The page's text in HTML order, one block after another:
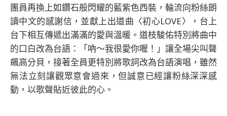
團員再換上如鑽石般閃耀的藍紫色西裝，輪流向粉絲朗
讀中文的感謝信，並獻上出道曲〈初心LOVE〉，台上
台下相互傳遞出滿滿的愛與溫暖。道枝駿佑特別將曲中
的口白改為台語：「吶～我很愛你喔！」讓全場尖叫聲
飆高分貝，接著全員更特別將歌詞改為台語演唱，雖然
無法立刻讓觀眾意會過來，但誠意已經讓粉絲深深感
動，以歌聲貼近彼此的心。